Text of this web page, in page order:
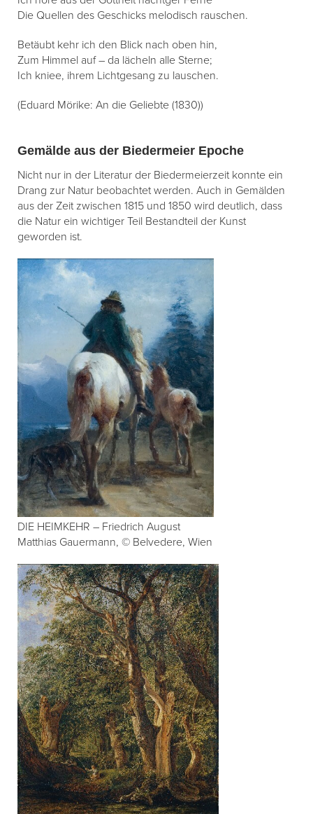
Die Quellen des Geschicks melodisch rauschen.
Betäubt kehr ich den Blick nach oben hin,
Zum Himmel auf – da lächeln alle Sterne;
Ich kniee, ihrem Lichtgesang zu lauschen.
(Eduard Mörike: An die Geliebte (1830))
Gemälde aus der Biedermeier Epoche
Nicht nur in der Literatur der Biedermeierzeit konnte ein
Drang zur Natur beobachtet werden. Auch in Gemälden
aus der Zeit zwischen 1815 und 1850 wird deutlich, dass
die Natur ein wichtiger Teil Bestandteil der Kunst
geworden ist.
DIE HEIMKEHR – Friedrich August
Matthias Gauermann, © Belvedere, Wien